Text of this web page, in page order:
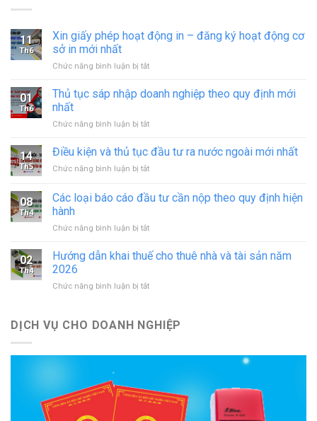
11
Th6
Xin giấy phép hoạt động in – đăng ký hoạt động cơ
sở in mới nhất
Chức năng bình luận bị tắtở
giấy
động
–
ký
động
nhất
01
Th6
Thủ tục sáp nhập doanh nghiệp theo quy định mới
nhất
Chức năng bình luận bị tắtở
tục
nhập
nghiệp
định
nhất
14
Th5
Điều kiện và thủ tục đầu tư ra nước ngoài mới nhất
Chức năng bình luận bị tắtở
kiện
và
tục
tư
ngoài
08
Th4
Các loại báo cáo đầu tư cần nộp theo quy định hiện
hành
Chức năng bình luận bị tắtở
loại
đầu
nộp
02
Th4
Hướng dẫn khai thuế cho thuê nhà và tài sản năm
2026
Chức năng bình luận bị tắtở
khai
thuê
tài
sản
năm
DỊCH VỤ CHO DOANH NGHIỆP